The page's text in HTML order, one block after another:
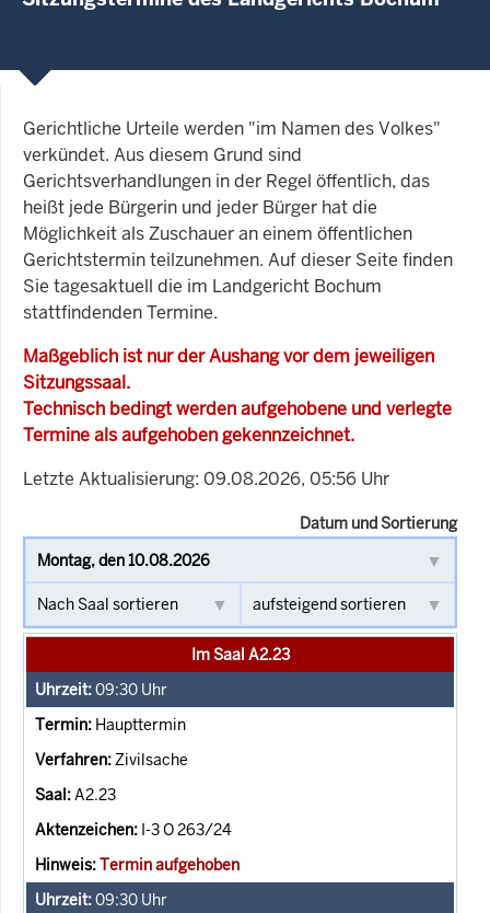
Gerichtliche Urteile werden "im Namen des Volkes"
verkündet. Aus diesem Grund sind
Gerichtsverhandlungen in der Regel öffentlich, das
heißt jede Bürgerin und jeder Bürger hat die
Möglichkeit als Zuschauer an einem öffentlichen
Gerichtstermin teilzunehmen. Auf dieser Seite finden
Sie tagesaktuell die im Landgericht Bochum
stattfindenden Termine.
Maßgeblich ist nur der Aushang vor dem jeweiligen
Sitzungssaal.
Technisch bedingt werden aufgehobene und verlegte
Termine als aufgehoben gekennzeichnet.
Letzte Aktualisierung: 09.08.2026, 05:56 Uhr
Datum und Sortierung
Im Saal A2.23
09:30 Uhr
Haupttermin
Zivilsache
A2.23
I-3 O 263/24
Termin aufgehoben
09:30 Uhr